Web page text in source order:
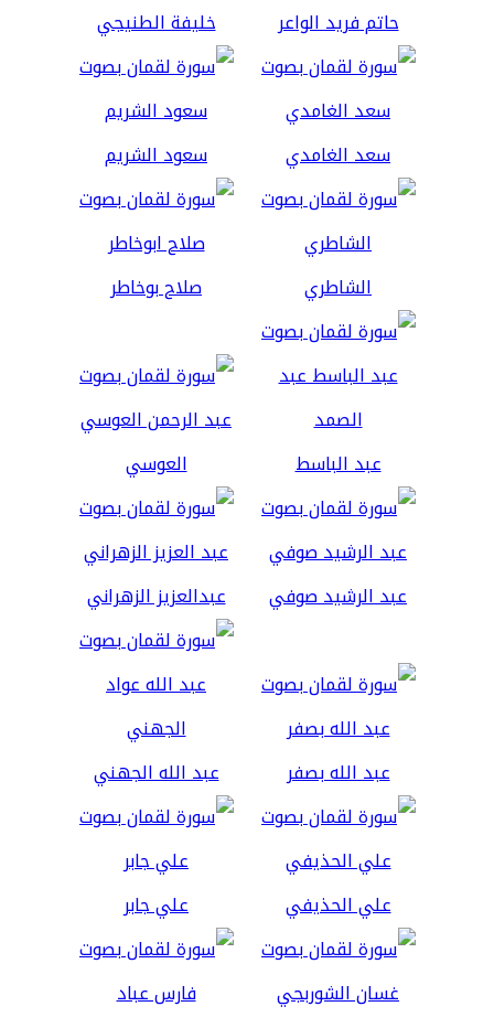
حاتم فريد الواعر خليفة الطنيجي
سعد الغامدي سعود الشريم
الشاطري صلاح بوخاطر
عبد الباسط العوسي
عبد الرشيد صوفي عبدالعزيز الزهراني
عبد الله بصفر عبد الله الجهني
علي الحذيفي علي جابر